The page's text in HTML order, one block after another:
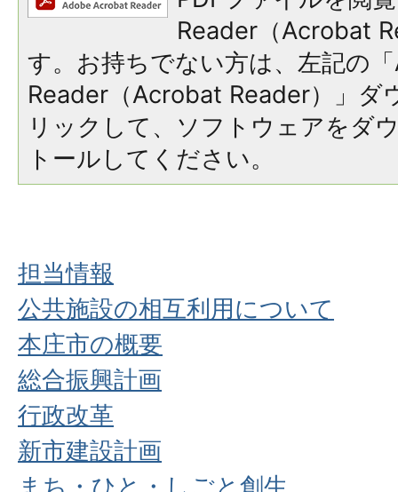
Reader（Acrobat
す。お持ちでない方は、左記の
Reader（Acrobat Reader）」ダ
リックして、ソフトウェアをダ
トールしてください。
担当情報
公共施設の相互利用について
本庄市の概要
総合振興計画
行政改革
新市建設計画